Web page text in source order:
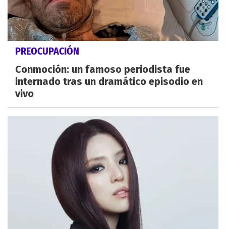
PREOCUPACIÓN
Conmoción: un famoso periodista fue
internado tras un dramático episodio en
vivo